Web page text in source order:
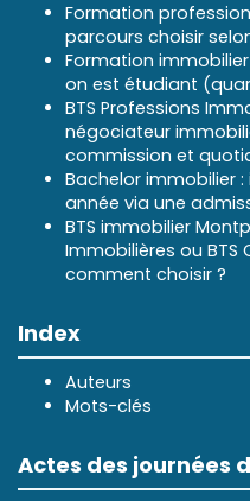
Formation
parcours choisir
Formation
on est étudiant
BTS Professions
négociateur
commission et
Bachelor immobilier
année via une
BTS immobilier
Immobilières ou
comment choisir ?
Index
Auteurs
Mots-clés
Actes des journées